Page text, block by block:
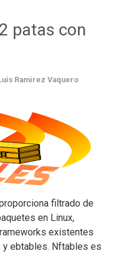
patas con
Ramirez Vaquero
filtrado de
en Linux,
existentes
ebtables. Nftables es